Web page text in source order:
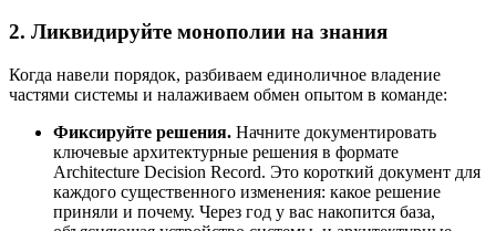
2. Ликвидируйте монополии на знания
Когда навели порядок, разбиваем единоличное владение
частями системы и налаживаем обмен опытом в команде:
Фиксируйте решения. Начните документировать
ключевые архитектурные решения в формате
Architecture Decision Record. Это короткий документ для
каждого существенного изменения: какое решение
приняли и почему. Через год у вас накопится база,